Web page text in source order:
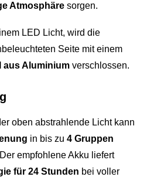
Atmosphäre sorgen.
LED Licht, wird die
Seite mit einem
aus Aluminium verschlossen.
oben abstrahlende Licht kann
in bis zu 4 Gruppen
empfohlene Akku liefert
für 24 Stunden bei voller